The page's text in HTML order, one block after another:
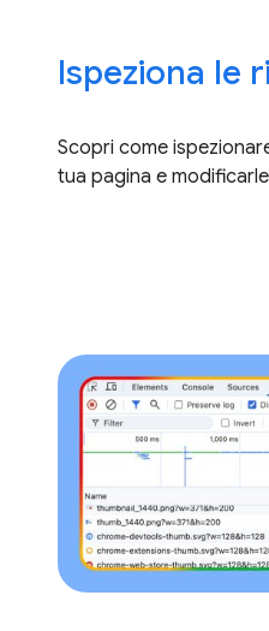
Ispeziona le
Scopri come
tua pagina e